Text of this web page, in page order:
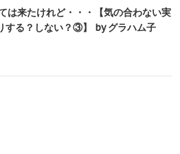
は来たけれど・・・【気の合わない実
する？しない？③】 by グラハム子